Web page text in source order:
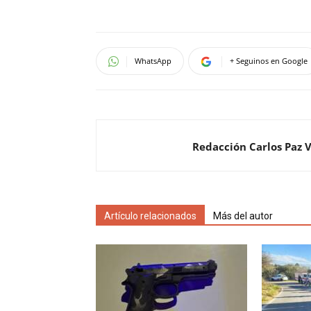
WhatsApp + Seguinos en Google
Redacción Carlos Paz
Artículo relacionados Más del autor